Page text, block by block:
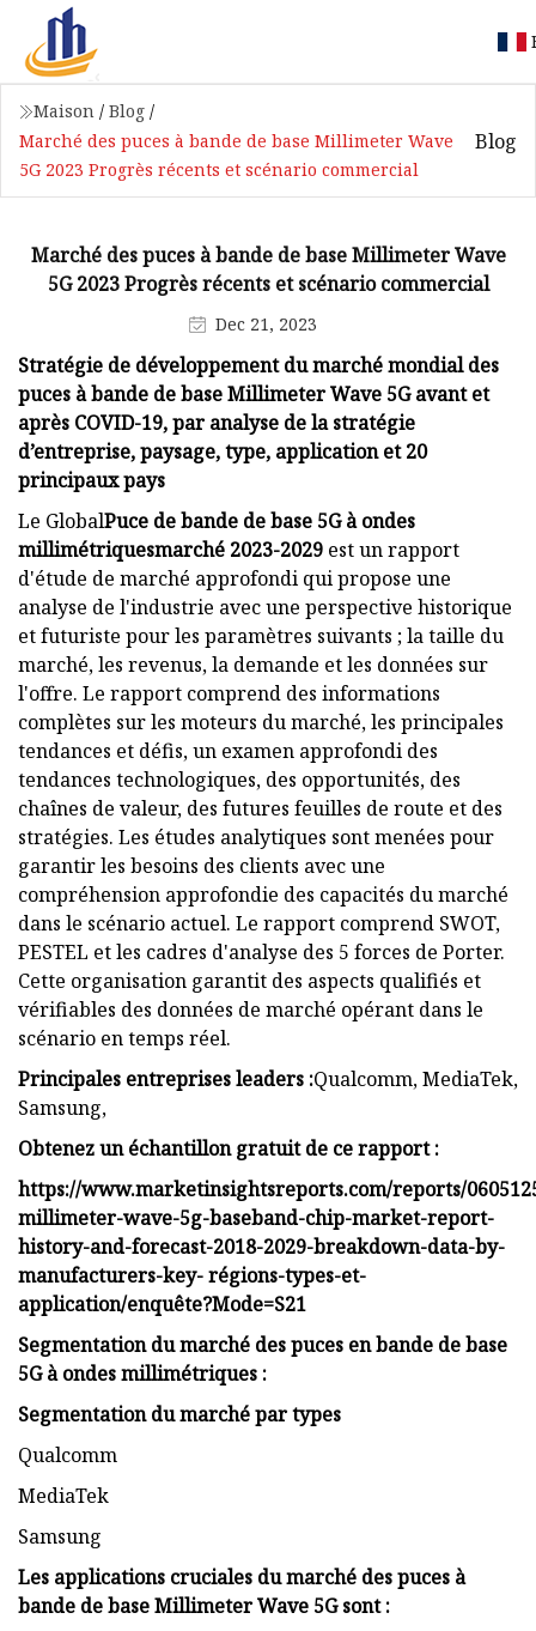
Maison / Blog /
Marché des puces à bande de base Millimeter Wave
5G 2023 Progrès récents et scénario commercial
Blog
Marché des puces à bande de base Millimeter Wave
5G 2023 Progrès récents et scénario commercial
Dec 21, 2023
Stratégie de développement du marché mondial des
puces à bande de base Millimeter Wave 5G avant et
après COVID-19, par analyse de la stratégie
d’entreprise, paysage, type, application et 20
principaux pays
Le GlobalPuce de bande de base 5G à ondes
millimétriquesmarché 2023-2029 est un rapport
d'étude de marché approfondi qui propose une
analyse de l'industrie avec une perspective historique
et futuriste pour les paramètres suivants ; la taille du
marché, les revenus, la demande et les données sur
l'offre. Le rapport comprend des informations
complètes sur les moteurs du marché, les principales
tendances et défis, un examen approfondi des
tendances technologiques, des opportunités, des
chaînes de valeur, des futures feuilles de route et des
stratégies. Les études analytiques sont menées pour
garantir les besoins des clients avec une
compréhension approfondie des capacités du marché
dans le scénario actuel. Le rapport comprend SWOT,
PESTEL et les cadres d'analyse des 5 forces de Porter.
Cette organisation garantit des aspects qualifiés et
vérifiables des données de marché opérant dans le
scénario en temps réel.
Principales entreprises leaders :Qualcomm, MediaTek,
Samsung,
Obtenez un échantillon gratuit de ce rapport :
https://www.marketinsightsreports.com/reports/
millimeter-wave-5g-baseband-chip-market-report-
history-and-forecast-2018-2029-breakdown-data-by-
manufacturers-key- régions-types-et-
application/enquête?Mode=S21
Segmentation du marché des puces en bande de base
5G à ondes millimétriques :
Segmentation du marché par types
Qualcomm
MediaTek
Samsung
Les applications cruciales du marché des puces à
bande de base Millimeter Wave 5G sont :